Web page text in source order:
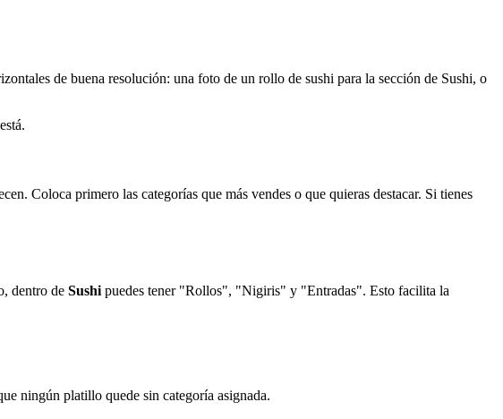
de buena resolución: una foto de un rollo de sushi para la sección de Sushi, o
Coloca primero las categorías que más vendes o que quieras destacar. Si tienes
dentro de Sushipuedes tener "Rollos", "Nigiris" y "Entradas". Esto facilita la
ningún platillo quede sin categoría asignada.